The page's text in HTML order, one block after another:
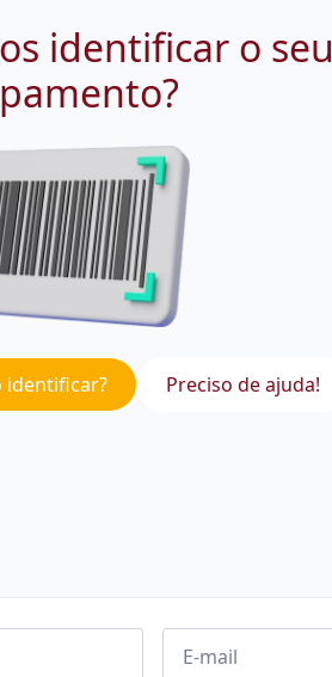
identificar o seu
identificar? Preciso de ajuda!
Email